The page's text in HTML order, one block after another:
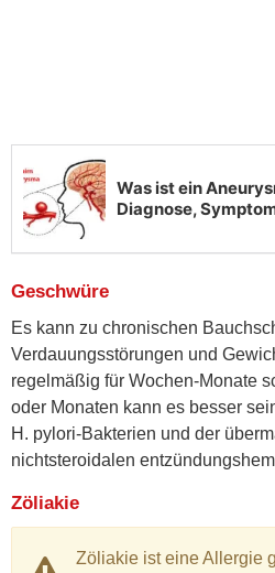
Geschwüre
Es kann zu chronischen
Verdauungsstörungen und
regelmäßig für Wochen-Monate
oder Monaten kann es besser
H. pylori-Bakterien und der
nichtsteroidalen
Zöliakie
Zöliakie ist eine Allergie